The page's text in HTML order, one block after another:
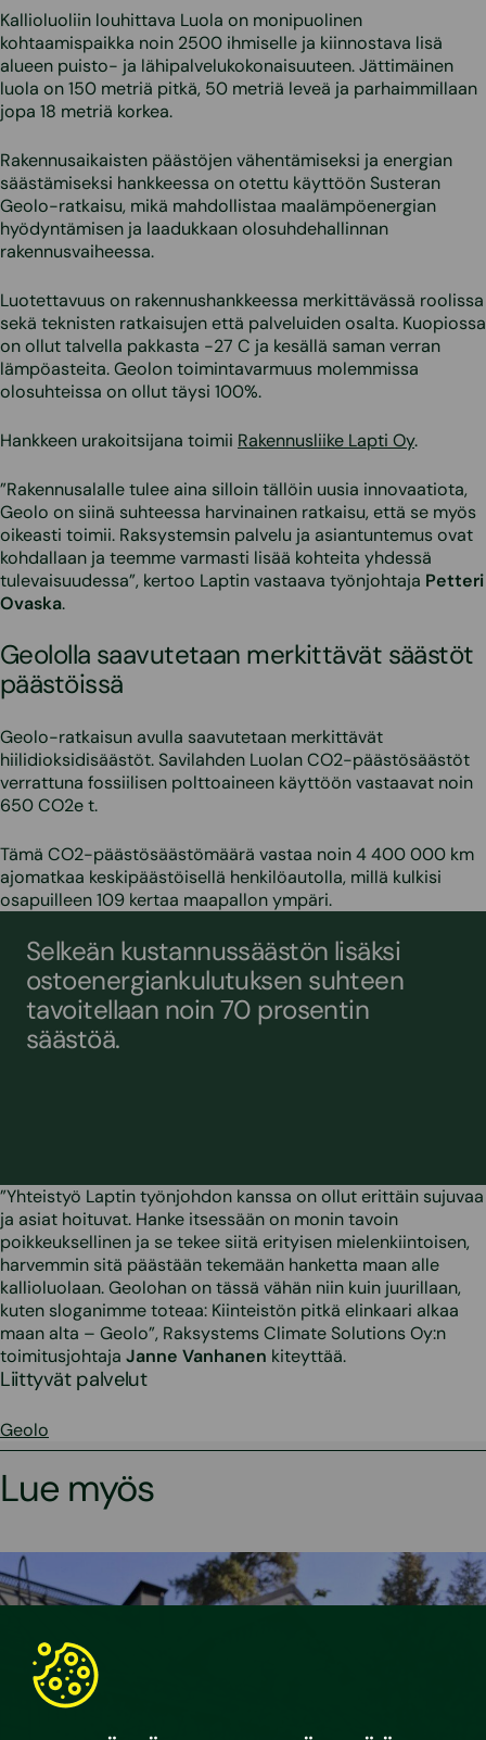
Kallioluoliin louhittava Luola on monipuolinen
kohtaamispaikka noin 2500 ihmiselle ja kiinnostava lisä
alueen puisto- ja lähipalvelukokonaisuuteen. Jättimäinen
luola on 150 metriä pitkä, 50 metriä leveä ja parhaimmillaan
jopa 18 metriä korkea.
Rakennusaikaisten päästöjen vähentämiseksi ja energian
säästämiseksi hankkeessa on otettu käyttöön Susteran
Geolo-ratkaisu, mikä mahdollistaa maalämpöenergian
hyödyntämisen ja laadukkaan olosuhdehallinnan
rakennusvaiheessa.
Luotettavuus on rakennushankkeessa merkittävässä roolissa
sekä teknisten ratkaisujen että palveluiden osalta. Kuopiossa
on ollut talvella pakkasta -27 C ja kesällä saman verran
lämpöasteita. Geolon toimintavarmuus molemmissa
olosuhteissa on ollut täysi 100%.
Hankkeen urakoitsijana toimii Rakennusliike Lapti Oy.
”Rakennusalalle tulee aina silloin tällöin uusia innovaatiota,
Geolo on siinä suhteessa harvinainen ratkaisu, että se myös
oikeasti toimii. Raksystemsin palvelu ja asiantuntemus ovat
kohdallaan ja teemme varmasti lisää kohteita yhdessä
tulevaisuudessa”, kertoo Laptin vastaava työnjohtaja Petteri
Ovaska.
Geololla saavutetaan merkittävät säästöt
päästöissä
Geolo-ratkaisun avulla saavutetaan merkittävät
hiilidioksidisäästöt. Savilahden Luolan CO2-päästösäästöt
verrattuna fossiilisen polttoaineen käyttöön vastaavat noin
650 CO2e t.
Tämä CO2-päästösäästömäärä vastaa noin 4 400 000 km
ajomatkaa keskipäästöisellä henkilöautolla, millä kulkisi
osapuilleen 109 kertaa maapallon ympäri.
Selkeän kustannussäästön lisäksi
ostoenergiankulutuksen suhteen
tavoitellaan noin 70 prosentin
säästöä.
”Yhteistyö Laptin työnjohdon kanssa on ollut erittäin sujuvaa
ja asiat hoituvat. Hanke itsessään on monin tavoin
poikkeuksellinen ja se tekee siitä erityisen mielenkiintoisen,
harvemmin sitä päästään tekemään hanketta maan alle
kallioluolaan. Geolohan on tässä vähän niin kuin juurillaan,
kuten sloganimme toteaa: Kiinteistön pitkä elinkaari alkaa
maan alta – Geolo”, Raksystems Climate Solutions Oy:n
toimitusjohtaja Janne Vanhanen kiteyttää.
Liittyvät palvelut
Geolo
Lue myös